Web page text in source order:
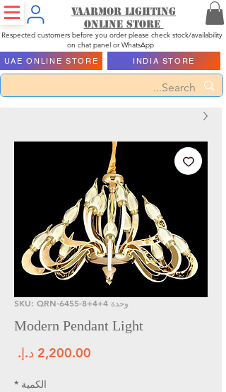
Vaarmor Lighting
ONLINE STORE
Respected customers before you order please check stock/availability
on chat panel or WhatsApp
UAE ONLINE STORE INDIA STORE
وحدة SKU: QRN-6455-8+4+4
Modern Pendant Light
الكمية *